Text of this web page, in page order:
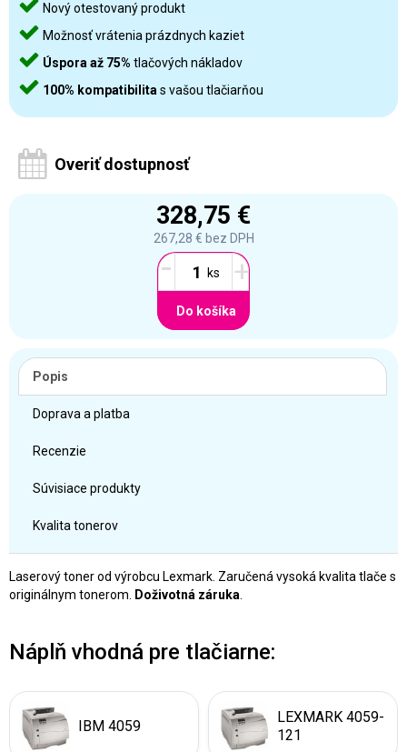
Nový otestovaný produkt
Možnosť vrátenia prázdnych kaziet
Úspora až 75% tlačových nákladov
100% kompatibilita s vašou tlačiarňou
Overiť dostupnosť
328,75 €
267,28 € bez DPH
- +
Do košíka
Popis
Doprava a platba
Recenzie
Súvisiace produkty
Kvalita tonerov
Laserový toner od výrobcu Lexmark. Zaručená vysoká kvalita tlače s
originálnym tonerom.
Doživotná záruka
Náplň vhodná pre tlačiarne:
IBM 4059
LEXMARK 4059-
121